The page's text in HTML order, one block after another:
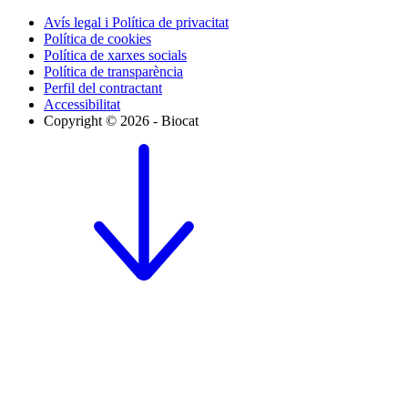
Avís legal i Política de privacitat
Política de cookies
Política de xarxes socials
Política de transparència
Perfil del contractant
Accessibilitat
Copyright © 2026 - Biocat